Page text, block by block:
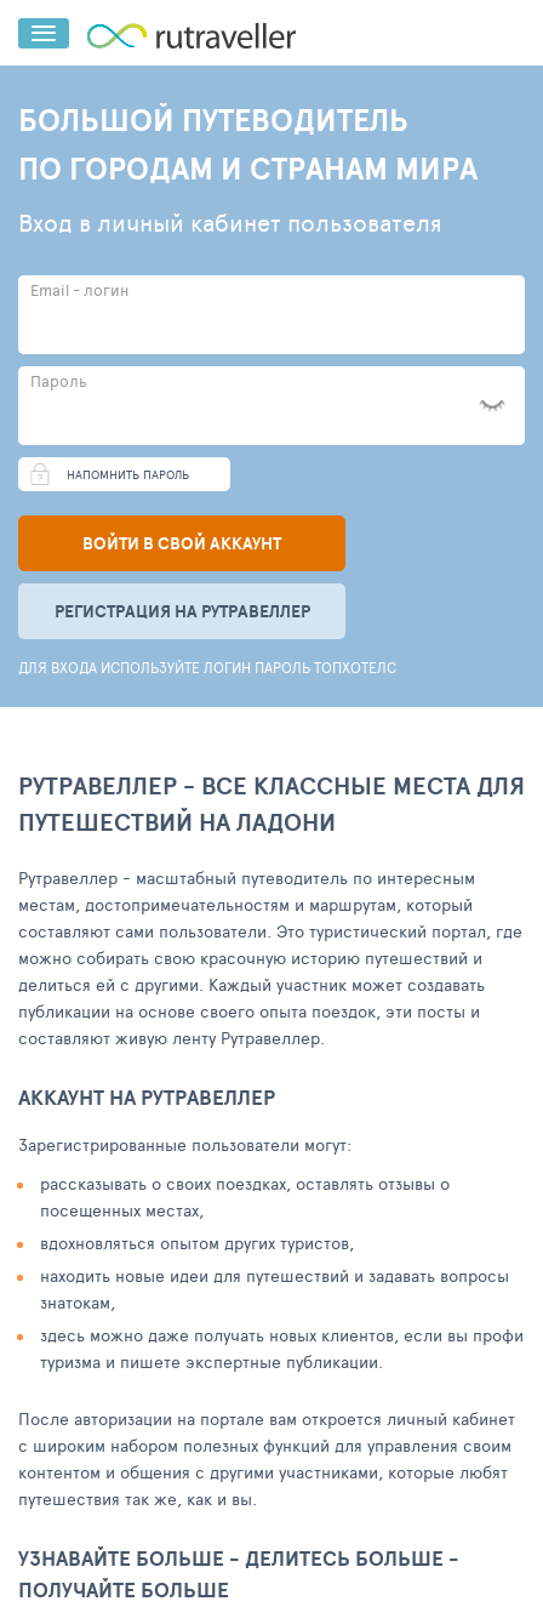
БОЛЬШОЙ ПУТЕВОДИТЕЛЬ
ПО ГОРОДАМ И СТРАНАМ МИРА
Вход в личный кабинет пользователя
Email - логин
Пароль
НАПОМНИТЬ ПАРОЛЬ
ВОЙТИ В СВОЙ АККАУНТ
РЕГИСТРАЦИЯ НА РУТРАВЕЛЛЕР
ДЛЯ ВХОДА ИСПОЛЬЗУЙТЕ ЛОГИН ПАРОЛЬ ТОПХОТЕЛС
РУТРАВЕЛЛЕР - ВСЕ КЛАССНЫЕ МЕСТА ДЛЯ
ПУТЕШЕСТВИЙ НА ЛАДОНИ
Рутравеллер - масштабный путеводитель по интересным
местам, достопримечательностям и маршрутам, который
составляют сами пользователи. Это туристический портал, где
можно собирать свою красочную историю путешествий и
делиться ей с другими. Каждый участник может создавать
публикации на основе своего опыта поездок, эти посты и
составляют живую ленту Рутравеллер.
АККАУНТ НА РУТРАВЕЛЛЕР
Зарегистрированные пользователи могут:
рассказывать о своих поездках, оставлять отзывы о
посещенных местах,
вдохновляться опытом других туристов,
находить новые идеи для путешествий и задавать вопросы
знатокам,
здесь можно даже получать новых клиентов, если вы профи
туризма и пишете экспертные публикации.
После авторизации на портале вам откроется личный кабинет
с широким набором полезных функций для управления своим
контентом и общения с другими участниками, которые любят
путешествия так же, как и вы.
УЗНАВАЙТЕ БОЛЬШЕ - ДЕЛИТЕСЬ БОЛЬШЕ -
ПОЛУЧАЙТЕ БОЛЬШЕ